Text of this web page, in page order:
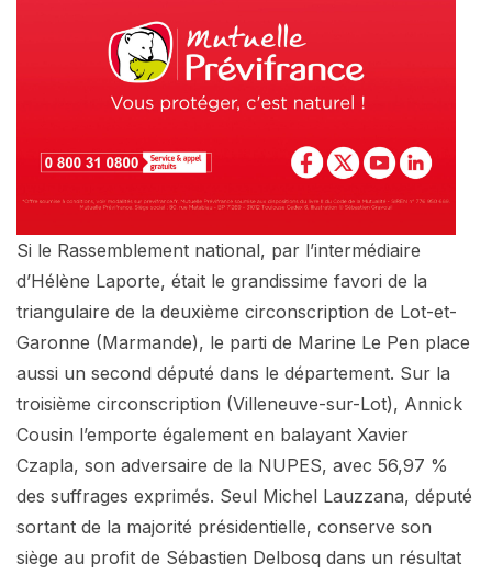
Si le Rassemblement national, par l’intermédiaire
d’Hélène Laporte, était le grandissime favori de la
triangulaire de la deuxième circonscription de Lot-et-
Garonne (Marmande), le parti de Marine Le Pen place
aussi un second député dans le département. Sur la
troisième circonscription (Villeneuve-sur-Lot), Annick
Cousin l’emporte également en balayant Xavier
Czapla, son adversaire de la NUPES, avec 56,97 %
des suffrages exprimés. Seul Michel Lauzzana, député
sortant de la majorité présidentielle, conserve son
siège au profit de Sébastien Delbosq dans un résultat